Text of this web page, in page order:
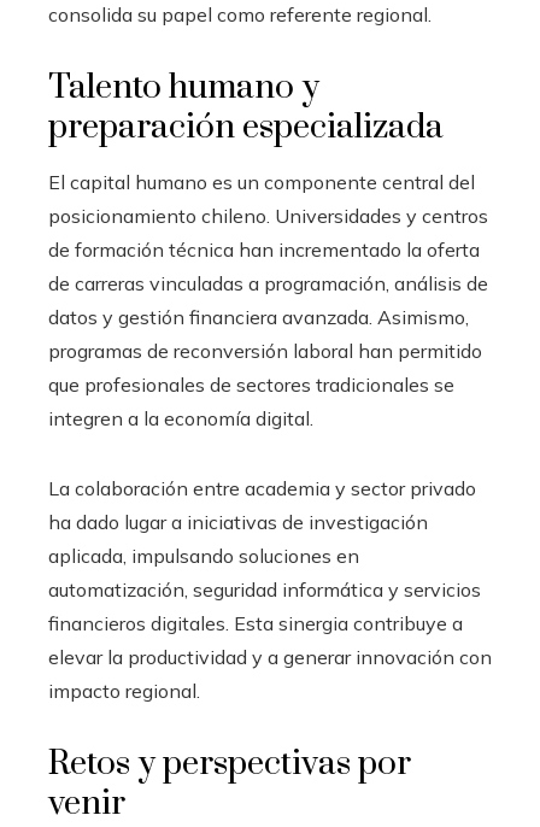
consolida su papel como referente regional.
Talento humano y
preparación especializada
El capital humano es un componente central del
posicionamiento chileno. Universidades y centros
de formación técnica han incrementado la oferta
de carreras vinculadas a programación, análisis de
datos y gestión financiera avanzada. Asimismo,
programas de reconversión laboral han permitido
que profesionales de sectores tradicionales se
integren a la economía digital.
La colaboración entre academia y sector privado
ha dado lugar a iniciativas de investigación
aplicada, impulsando soluciones en
automatización, seguridad informática y servicios
financieros digitales. Esta sinergia contribuye a
elevar la productividad y a generar innovación con
impacto regional.
Retos y perspectivas por
venir